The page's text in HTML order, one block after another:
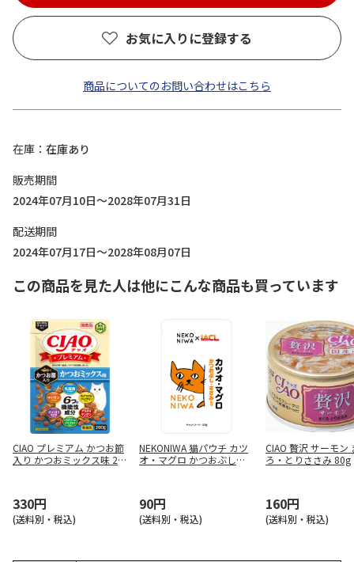
お気に入りに登録する
商品についてのお問い合わせはこちら
在庫
在庫あり
販売期間
2024年07月10日～2028年07月31日
配送期間
2024年07月17日～2028年08月07日
この商品を見た人は他にこんな商品も買っています
CIAO プレミアム かつお節
入り かつおミックス味 20
330円
(送料別・税込)
NEKONIWA 猫パウチ カツ
オ・マグロ かつおぶし・
90円
(送料別・税込)
CIAO 贅沢 サーモン
ろ・とりささみ 80g
160円
(送料別・税込)